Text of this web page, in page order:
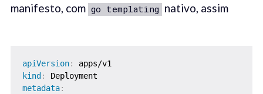
manifesto, com go templating nativo, assim
apiVersion:
apps/v1
kind :
metadata: